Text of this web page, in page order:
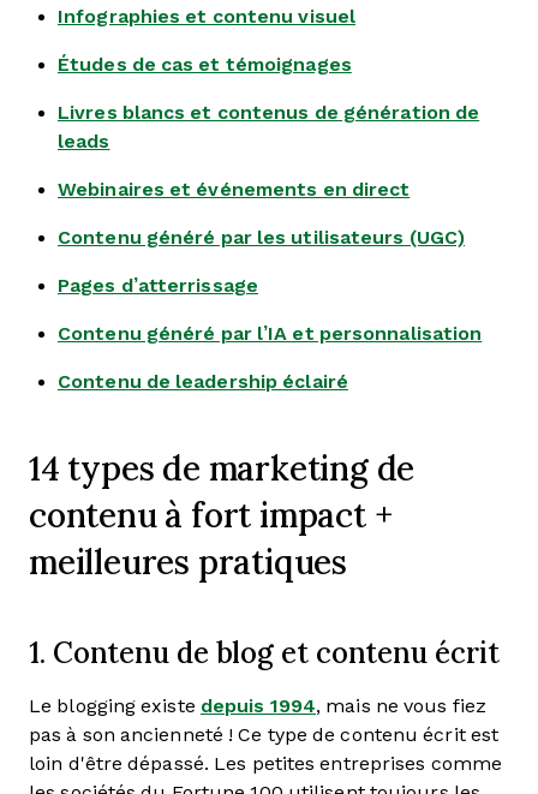
Infographies et contenu visuel
Études de cas et témoignages
Livres blancs et contenus de génération de
leads
Webinaires et événements en direct
Contenu généré par les utilisateurs (UGC)
Pages d’atterrissage
Contenu généré par l’IA et personnalisation
Contenu de leadership éclairé
14 types de marketing de
contenu à fort impact +
meilleures pratiques
1. Contenu de blog et contenu écrit
Le blogging existe depuis 1994, mais ne vous fiez
pas à son ancienneté ! Ce type de contenu écrit est
loin d'être dépassé. Les petites entreprises comme